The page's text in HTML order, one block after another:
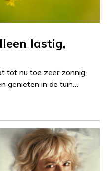
lastig,
tot nu toe zeer zonnig.
genieten in de tuin…